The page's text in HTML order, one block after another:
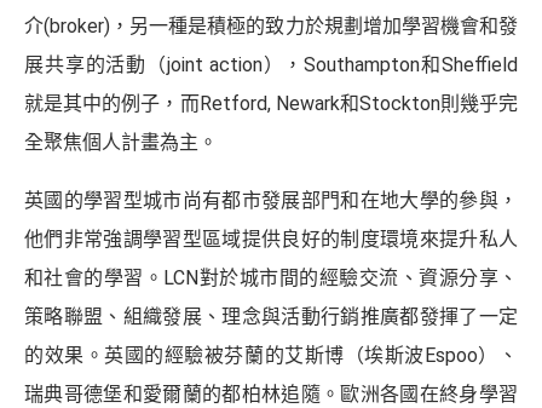
介(broker)，另一種是積極的致力於規劃增加學習機會和發
展共享的活動（joint action），Southampton和Sheffield
就是其中的例子，而Retford, Newark和Stockton則幾乎完
全聚焦個人計畫為主。
英國的學習型城市尚有都市發展部門和在地大學的參與，
他們非常強調學習型區域提供良好的制度環境來提升私人
和社會的學習。LCN對於城市間的經驗交流、資源分享、
策略聯盟、組織發展、理念與活動行銷推廣都發揮了一定
的效果。英國的經驗被芬蘭的艾斯博（埃斯波Espoo）、
瑞典哥德堡和愛爾蘭的都柏林追隨。歐洲各國在終身學習